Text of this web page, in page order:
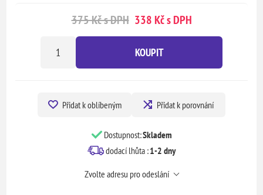
375 Kč s DPH 338 Kč s DPH
KOUPIT
Přidat k oblíbeným Přidat k porovnání
Dostupnost:Skladem
dodací lhůta :1-2 dny
Zvolte adresu pro odeslání